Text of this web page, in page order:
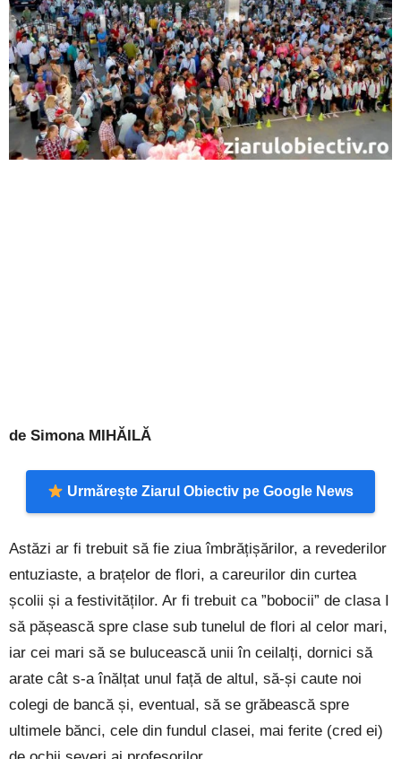
de Simona MIHĂILĂ
Urmărește Ziarul Obiectiv pe Google News
Astăzi ar fi trebuit să fie ziua îmbrățișărilor, a revederilor
entuziaste, a brațelor de flori, a careurilor din curtea
școlii și a festivităților. Ar fi trebuit ca ”bobocii” de clasa I
să pășească spre clase sub tunelul de flori al celor mari,
iar cei mari să se bulucească unii în ceilalți, dornici să
arate cât s-a înălțat unul față de altul, să-și caute noi
colegi de bancă și, eventual, să se grăbească spre
ultimele bănci, cele din fundul clasei, mai ferite (cred ei)